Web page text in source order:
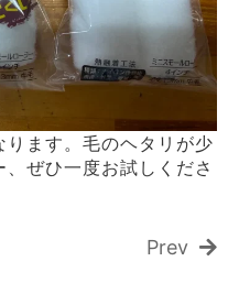
ます。毛のヘタリが少
ぜひ一度お試しくださ
Prev